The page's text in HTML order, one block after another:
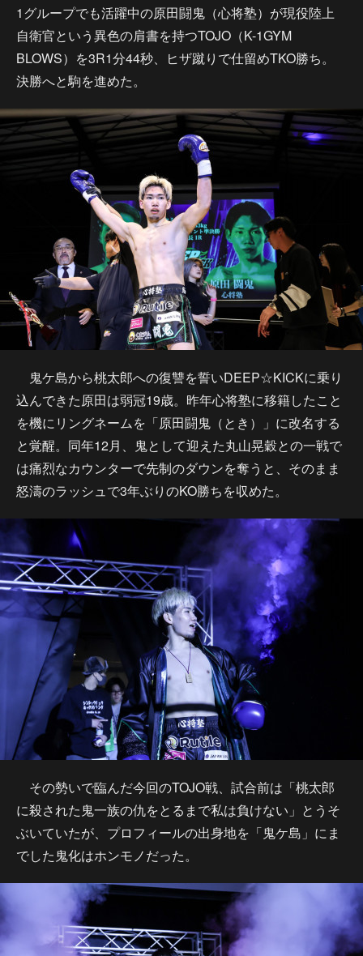
1グループでも活躍中の原田闘鬼（心将塾）が現役陸上
自衛官という異色の肩書を持つTOJO（K-1GYM
BLOWS）を3R1分44秒、ヒザ蹴りで仕留めTKO勝ち。
決勝へと駒を進めた。
鬼ケ島から桃太郎への復讐を誓いDEEP☆KICKに乗り
込んできた原田は弱冠19歳。昨年心将塾に移籍したこと
を機にリングネームを「原田闘鬼（とき）」に改名する
と覚醒。同年12月、鬼として迎えた丸山晃穀との一戦で
は痛烈なカウンターで先制のダウンを奪うと、そのまま
怒濤のラッシュで3年ぶりのKO勝ちを収めた。
その勢いで臨んだ今回のTOJO戦、試合前は「桃太郎
に殺された鬼一族の仇をとるまで私は負けない」とうそ
ぶいていたが、プロフィールの出身地を「鬼ケ島」にま
でした鬼化はホンモノだった。